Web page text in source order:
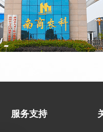
服务支持